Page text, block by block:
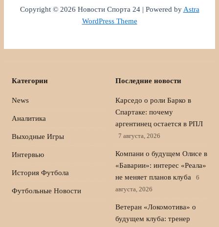
Copyright © 2026 Новости Спорта 24 | Powered byAstra
WordPress Theme
Категории
News
Аналитика
Выходные Игры
Интервью
История Футбола
Футбольные Новости
Последние новости
Карседо о роли Барко в
Спартаке: почему
аргентинец остается в РПЛ
7 августа, 2026
Компани о будущем Олисе в
«Баварии»: интерес «Реала»
не меняет планов клуба
6
августа, 2026
Ветеран «Локомотива» о
будущем клуба: тренер